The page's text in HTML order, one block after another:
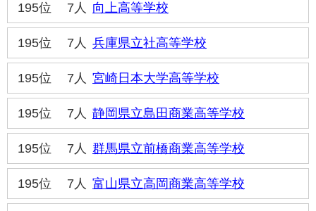
195位 7人 向上高等学校
195位 7人 兵庫県立社高等学校
195位 7人 宮崎日本大学高等学校
195位 7人 静岡県立島田商業高等学校
195位 7人 群馬県立前橋商業高等学校
195位 7人 富山県立高岡商業高等学校